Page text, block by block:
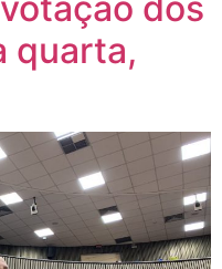
dos
quarta,